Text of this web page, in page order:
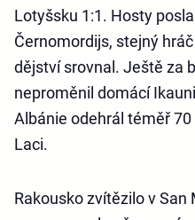
Lotyšsku 1:1. Hosty
Černomordijs, stejný
dějství srovnal. Ještě za
neproměnil domácí
Albánie odehrál téměř
Laci.
Rakousko zvítězilo v San